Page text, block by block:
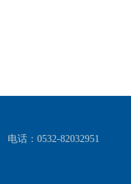
电话：0532-82032951